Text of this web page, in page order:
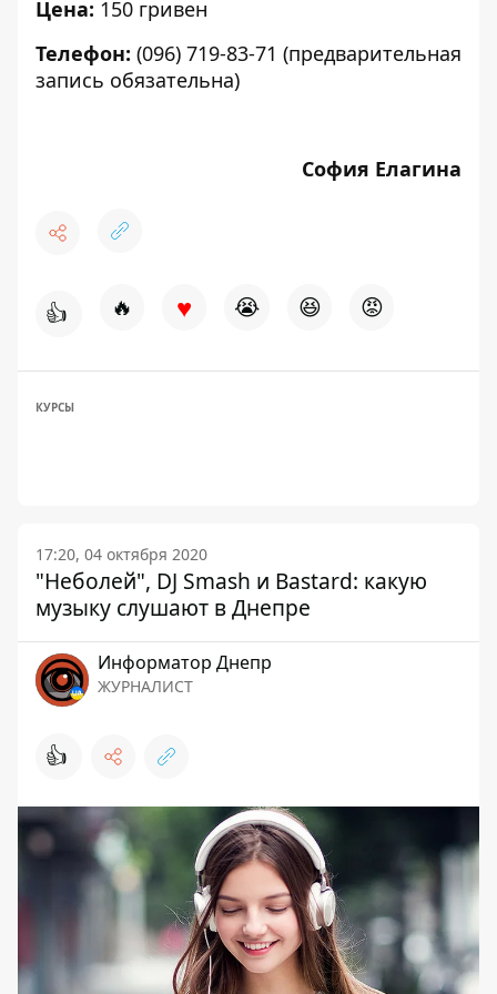
Цена: 150 гривен
Телефон: (096) 719-83-71 (предварительная
запись обязательна)
София Елагина
👍 🔥 ♥ 😭 😆 😡
КУРСЫ
17:20, 04 октября 2020
"Неболей", DJ Smash и Bastard: какую
музыку слушают в Днепре
Информатор Днепр
ЖУРНАЛИСТ
👍